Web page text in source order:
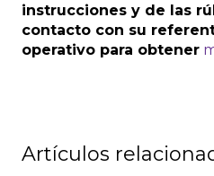
instrucciones y de las
contacto con su
operativo para obtener
Artículos